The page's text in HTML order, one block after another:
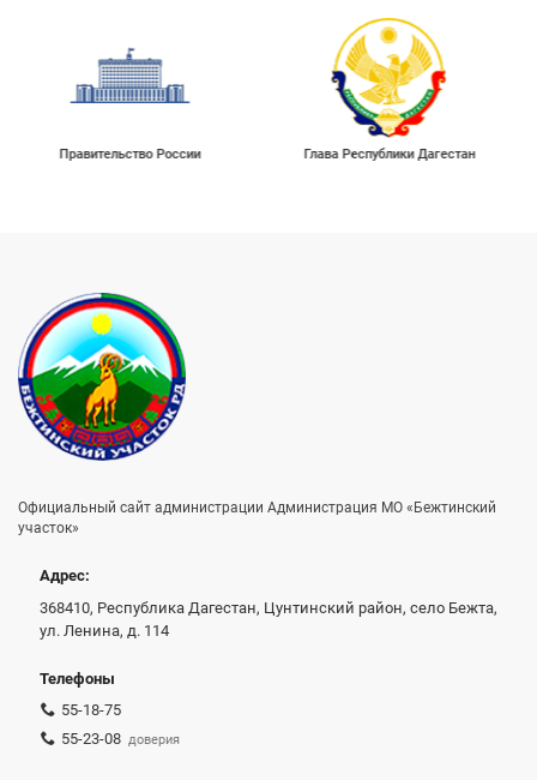
Правительство России Глава Республики Дагестан
Официальный сайт администрации Администрация МО «Бежтинский
участок»
Адрес:
368410, Республика Дагестан, Цунтинский район, село Бежта,
ул. Ленина, д. 114
Телефоны
55-18-75
55-23-08 доверия